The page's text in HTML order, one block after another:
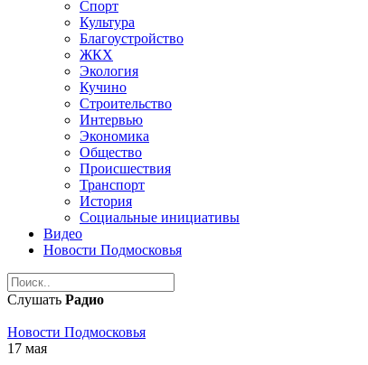
Спорт
Культура
Благоустройство
ЖКХ
Экология
Кучино
Строительство
Интервью
Экономика
Общество
Происшествия
Транспорт
История
Социальные инициативы
Видео
Новости Подмосковья
Слушать Радио
Новости Подмосковья
17 мая